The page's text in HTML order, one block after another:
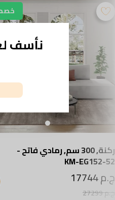
نأسف
خصم
ركنة, 300 سم, رمادي فاتح -
KM-EG152-52
ج.م 17744
ج.م 27299